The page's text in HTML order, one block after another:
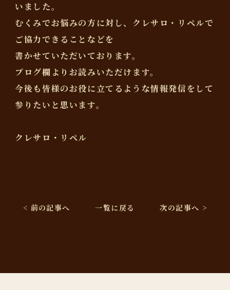
いました。
むくみでお悩みの方に対し、クレサロ・リペルで
ご協力できることなどを
書かせていただいております。
ブログ欄よりお読みいただけます。
今後も皆様のお役に立てるような情報発信をして
参りたいと思います。
クレサロ・リペル
< 前の記事へ 一覧に戻る 次の記事へ >